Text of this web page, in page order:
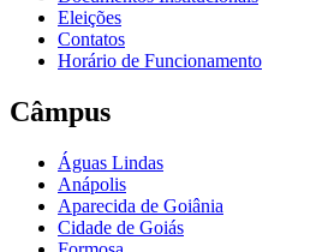
Eleições
Contatos
Horário de Funcionamento
Câmpus
Águas Lindas
Anápolis
Aparecida de Goiânia
Cidade de Goiás